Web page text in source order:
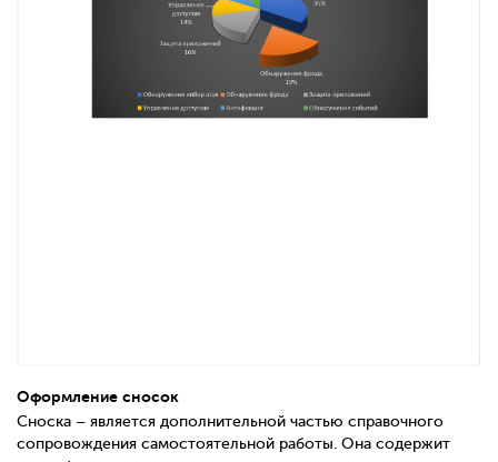
Оформление сносок
Сноска – является дополнительной частью справочного
сопровождения самостоятельной работы. Она содержит